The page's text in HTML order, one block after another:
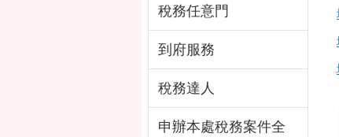
稅務任意門
到府服務
稅務達人
申辦本處稅務案件全